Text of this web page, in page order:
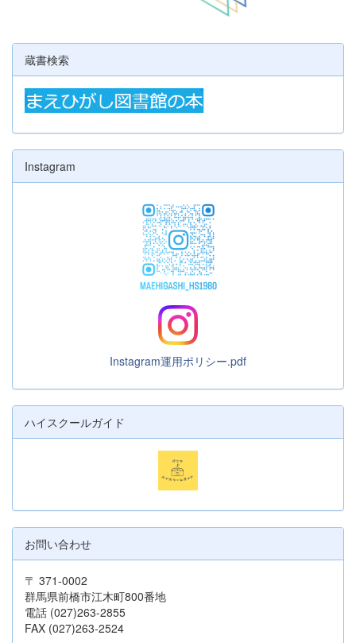
蔵書検索
Instagram
Instagram運用ポリシー.pdf
ハイスクールガイド
お問い合わせ
〒 371-0002
群馬県前橋市江木町800番地
電話 (027)263-2855
FAX (027)263-2524